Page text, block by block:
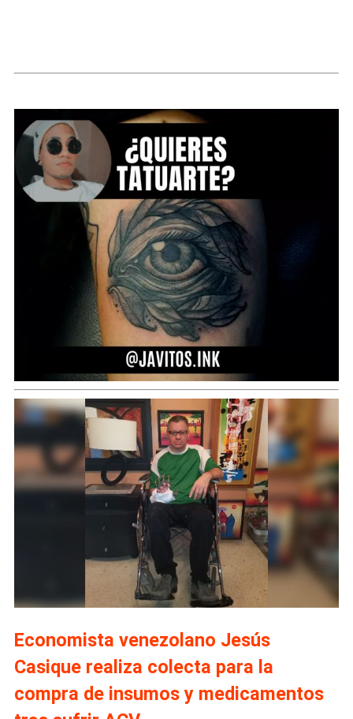
Economista venezolano Jesús
Casique realiza colecta para la
compra de insumos y medicamentos